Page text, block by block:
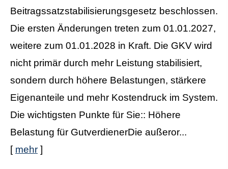
Beitragssatzstabilisierungsgesetz beschlossen.
Die ersten Änderungen treten zum 01.01.2027,
weitere zum 01.01.2028 in Kraft. Die GKV wird
nicht primär durch mehr Leistung stabilisiert,
sondern durch höhere Belastungen, stärkere
Eigenanteile und mehr Kostendruck im System.
Die wichtigsten Punkte für Sie:: Höhere
Belastung für GutverdienerDie außeror...
[ mehr ]